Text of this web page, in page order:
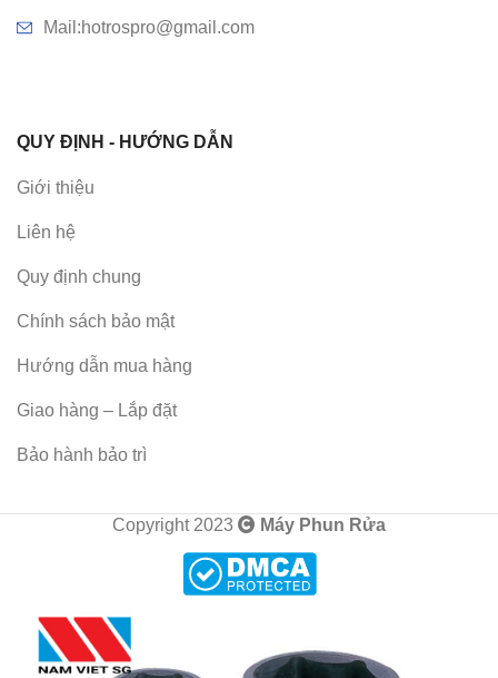
Mail:hotrospro@gmail.com
QUY ĐỊNH - HƯỚNG DẪN
Giới thiệu
Liên hệ
Quy định chung
Chính sách bảo mật
Hướng dẫn mua hàng
Giao hàng – Lắp đặt
Bảo hành bảo trì
Copyright 2023 Máy Phun Rửa